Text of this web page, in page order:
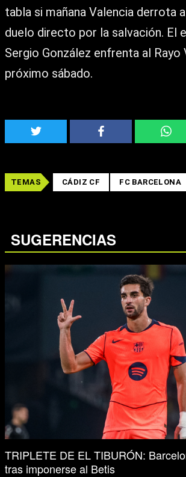
tabla si mañana Valencia derrota
duelo directo por la salvación. El
Sergio González enfrenta al Rayo
próximo sábado.
TEMAS CÁDIZ CF FC BARCELONA
SUGERENCIAS
TRIPLETE DE EL TIBURÓN:
tras imponerse al Betis